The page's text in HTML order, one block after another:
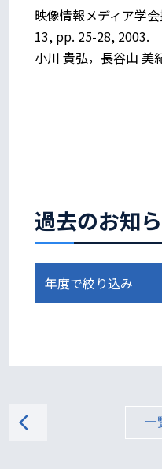
過去のお知
映像情報メディア学
13, pp. 25-28, 2003.
小川 貴弘，長谷山 美
arrow_back_ios 一